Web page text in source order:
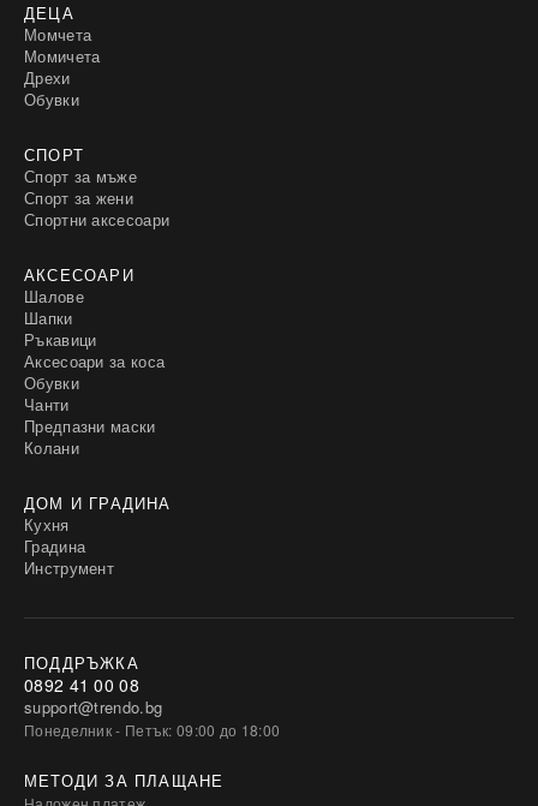
ДЕЦА
Момчета
Момичета
Дрехи
Обувки
СПОРТ
Спорт за мъже
Спорт за жени
Спортни аксесоари
АКСЕСОАРИ
Шалове
Шапки
Ръкавици
Аксесоари за коса
Обувки
Чанти
Предпазни маски
Колани
ДОМ И ГРАДИНА
Кухня
Градина
Инструмент
ПОДДРЪЖКА
0892 41 00 08
support@trendo.bg
Понеделник - Петък: 09:00 до 18:00
МЕТОДИ ЗА ПЛАЩАНЕ